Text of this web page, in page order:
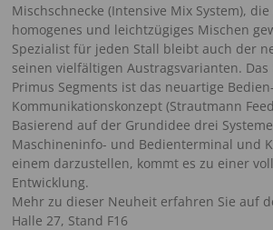
Mischschnecke (Intensive Mix System),
homogenes und leichtzügiges Mischen
Spezialist für jeden Stall bleibt auch der
seinen vielfältigen Austragsvarianten. Das
Primus Segments ist das neuartige
Kommunikationskonzept (Strautmann
Basierend auf der Grundidee drei
Maschineninfo- und Bedienterminal und
einem darzustellen, kommt es zu einer
Entwicklung.
Mehr zu dieser Neuheit erfahren Sie auf
Halle 27, Stand F16